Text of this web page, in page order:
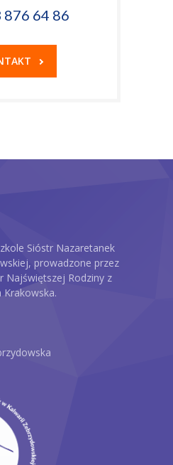
876 64 86
Sióstr Nazaretanek
prowadzone przez
Najświętszej Rodziny z
Krakowska.